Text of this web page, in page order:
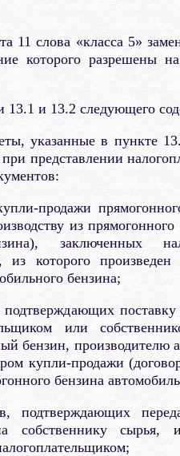
11 слова «класса 5»
которого разрешены
13.1 и 13.2 следующего
указанные в пункте
при представлении
продажи
из
заключенных
из которого
бензина;
или
бензин, производителю
купли-продажи
бензина
подтверждающих
собственнику сырья,